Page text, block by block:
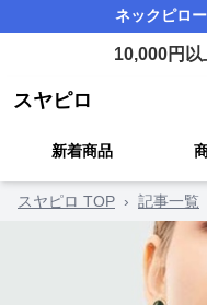
ネックピロー
10,000円以
スヤピロ
新着商品
スヤピロ TOP › 記事一覧